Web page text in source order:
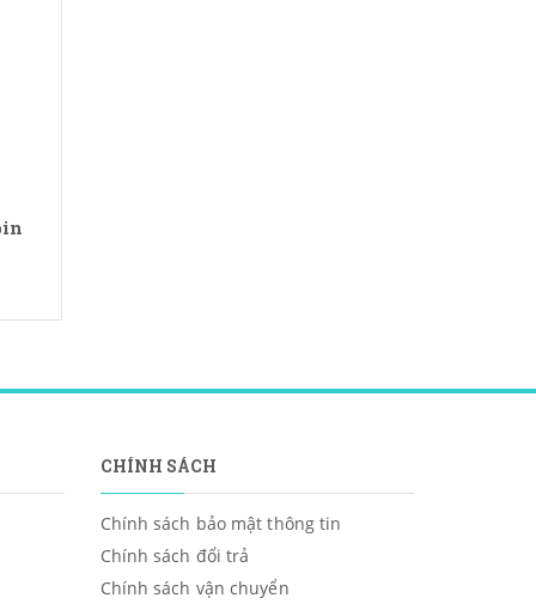
CHÍNH SÁCH
Chính sách bảo mật thông tin
Chính sách đổi trả
Chính sách vận chuyển